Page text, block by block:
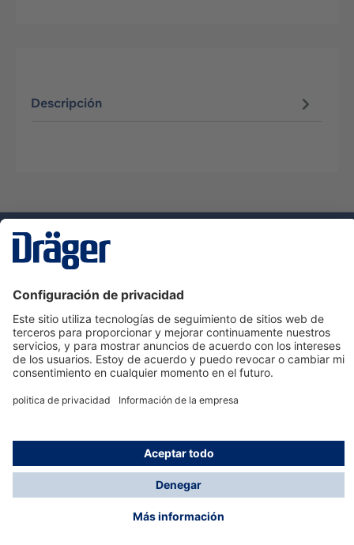
Descripción
Servicio de atención al cliente de Dräger
Ayuda
Información
© Dräger Hispania S.A.U., 2024
*Todos los precios no incluyen IVA y posibles gastos
de envío, salvo que indique lo contrario